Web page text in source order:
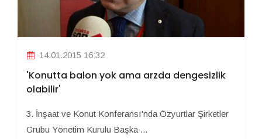
14.01.2015 16:32
'Konutta balon yok ama arzda dengesizlik
olabilir'
3. İnşaat ve Konut Konferansı'nda Özyurtlar Şirketler
Grubu Yönetim Kurulu Başka ...